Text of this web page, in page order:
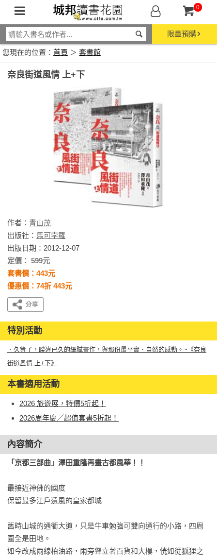
0
限量預購
您現在的位置： 首頁 ＞ 套書館
奈良街道風情 上+下
作者： 青山茂
出版社： 馬可孛羅
出版日期：2012-12-07
定價： 599元
套書價：443元
優惠價：74折 443元
特別活動
．久等了，睽違已久的細膩畫作，與那份最平實、自然的感動。~《奈良
街道風情 上+下》
本書適用活動
2026 旅遊展，特價5折起！
2026周年慶／超值套書5折起！
內容簡介
「京都三部曲」澤田重隆再畫古都風華！！
最接近神佛的國度
保留最多江戶遺風的皇家都城
舊時山城的通衢大道，只是牛車勉強可雙向通行的小路，四周
圍全是田地。
如今改成兩線柏油路，兩旁聳立著百貨和大樓，恍如從狐狸之